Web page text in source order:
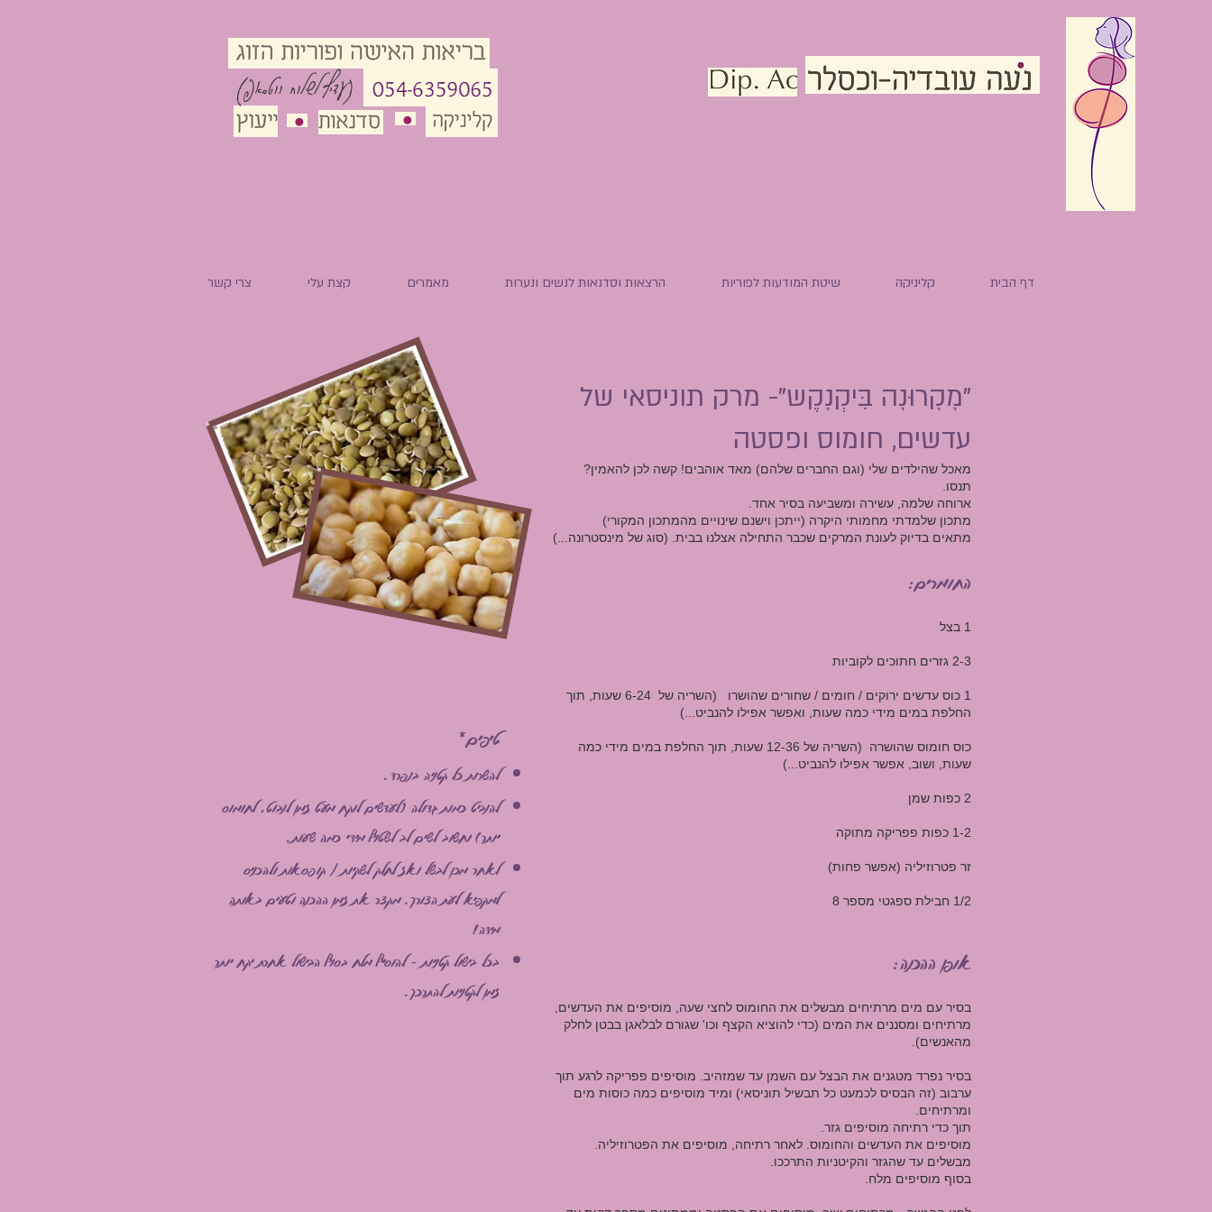
(עדיף לשלוח ווטסאפ)
צרי קשר קצת עלי מאמרים הרצאות וסדנאות לנשים ונערות שיטת המודעות לפוריות קליניקה דף הבית
טיפים*
להשרות כל קטניה בנפרד.
להנביט כמות גדולה (לעדשים לוקח מעט זמן לנבוט, לחומוס
יותר) וחשוב לשים לב לשטוף מידי כמה שעות.
לאחר מכן לבשלואז לחלק לשקיות / קופסאות ולהכניס
למקפיא לעת הצורך. מקצר את זמן ההכנה וטעים באותה
מידה!
בכל בישול קטניות - להוסיף מלח בסוף הבישול אחרת יקח יותר
זמן לקטניות להתרכך.
"מׇקׇרוּנׇה בִּיקְנׇקֶש"- מרק תוניסאי של
עדשים, חומוס ופסטה
מאכל שהילדים שלי (וגם החברים שלהם) מאד אוהבים! קשה לכן להאמין?
תנסו.
ארוחה שלמה, עשירה ומשביעה בסיר אחד.
מתכון שלמדתי מחמותי היקרה (ייתכן וישנם שינויים מהמתכון המקורי)
מתאים בדיוק לעונת המרקים שכבר התחילה אצלנו בבית. (סוג של מינסטרונה...)
החומרים:
1 בצל
2-3 גזרים חתוכים לקוביות
1 כוס עדשים ירוקים / חומים / שחורים שהושרו (השריה של 6-24 שעות, תוך
החלפת במים מידי כמה שעות, ואפשר אפילו להנביט...)
כוס חומוס שהושרה (השריה של 12-36 שעות, תוך החלפת במים מידי כמה
שעות, ושוב, אפשר אפילו להנביט...)
2 כפות שמן
1-2 כפות פפריקה מתוקה
זר פטרוזיליה (אפשר פחות)
1/2 חבילת ספגטי מספר 8
אופן ההכנה:
בסיר עם מים מרתיחים מבשלים את החומוס לחצי שעה, מוסיפים את העדשים,
מרתיחים ומסננים את המים (כדי להוציא הקצף וכו' שגורם לבלאגן בבטן לחלק
מהאנשים).
בסיר נפרד מטגנים את הבצל עם השמן עד שמזהיב. מוסיפים פפריקה לרגע תוך
ערבוב (זה הבסיס לכמעט כל תבשיל תוניסאי) ומיד מוסיפים כמה כוסות מים
ומרתיחים.
תוך כדי רתיחה מוסיפים גזר.
מוסיפים את העדשים והחומוס. לאחר רתיחה, מוסיפים את הפטרוזיליה.
מבשלים עד שהגזר והקיטניות התרככו.
בסוף מוסיפים מלח.